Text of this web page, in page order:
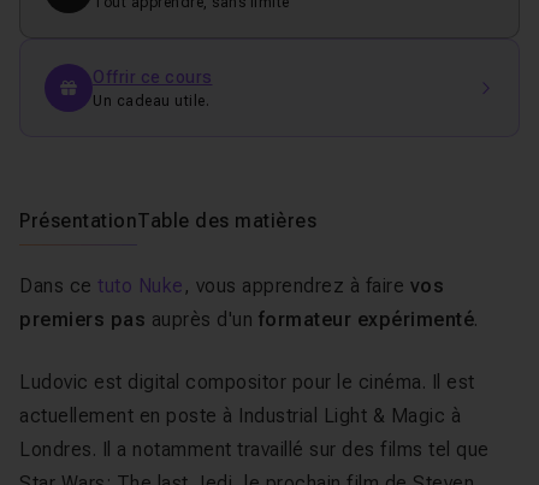
Offrir ce cours
Un cadeau utile.
PrésentationTable des matières
Dans ce tuto Nuke , vous apprendrez à faire vos
premiers pas auprès d'un formateur expérimenté.
Ludovic est digital compositor pour le cinéma. Il est
actuellement en poste à Industrial Light & Magic à
Londres. Il a notamment travaillé sur des films tel que